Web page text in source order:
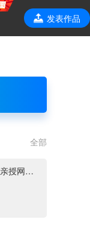
发表作品
全部
连柏慧徒手快速表现·首期纸面手绘亲授网络直播课